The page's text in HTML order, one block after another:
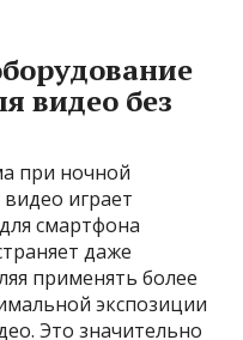
видео без
при ночной
играет
смартфона
даже
применять более
экспозиции
Это значительно